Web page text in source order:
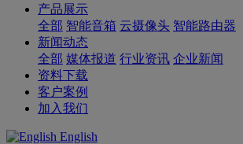
产品展示
全部 智能音箱 云摄像头 智能路由器
新闻动态
全部 媒体报道 行业资讯 企业新闻
资料下载
客户案例
加入我们
English